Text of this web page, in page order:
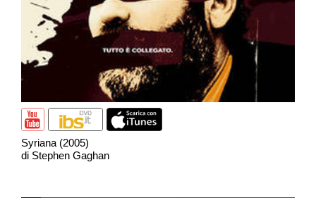
Syriana (2005)
di Stephen Gaghan